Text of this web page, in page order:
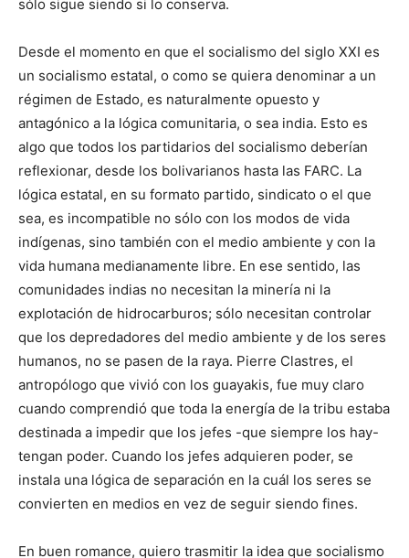
sólo sigue siendo si lo conserva.
Desde el momento en que el socialismo del siglo XXI es
un socialismo estatal, o como se quiera denominar a un
régimen de Estado, es naturalmente opuesto y
antagónico a la lógica comunitaria, o sea india. Esto es
algo que todos los partidarios del socialismo deberían
reflexionar, desde los bolivarianos hasta las FARC. La
lógica estatal, en su formato partido, sindicato o el que
sea, es incompatible no sólo con los modos de vida
indígenas, sino también con el medio ambiente y con la
vida humana medianamente libre. En ese sentido, las
comunidades indias no necesitan la minería ni la
explotación de hidrocarburos; sólo necesitan controlar
que los depredadores del medio ambiente y de los seres
humanos, no se pasen de la raya. Pierre Clastres, el
antropólogo que vivió con los guayakis, fue muy claro
cuando comprendió que toda la energía de la tribu estaba
destinada a impedir que los jefes -que siempre los hay-
tengan poder. Cuando los jefes adquieren poder, se
instala una lógica de separación en la cuál los seres se
convierten en medios en vez de seguir siendo fines.
En buen romance, quiero trasmitir la idea que socialismo